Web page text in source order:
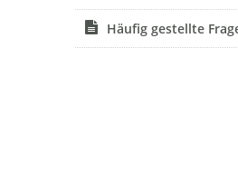
Häufig gestellte